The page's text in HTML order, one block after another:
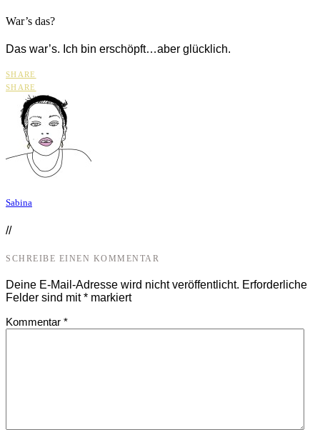
War’s das?
Das war’s. Ich bin erschöpft…aber glücklich.
SHARE
SHARE
Sabina
//
SCHREIBE EINEN KOMMENTAR
Deine E-Mail-Adresse wird nicht veröffentlicht. Erforderliche
Felder sind mit* markiert
Kommentar *